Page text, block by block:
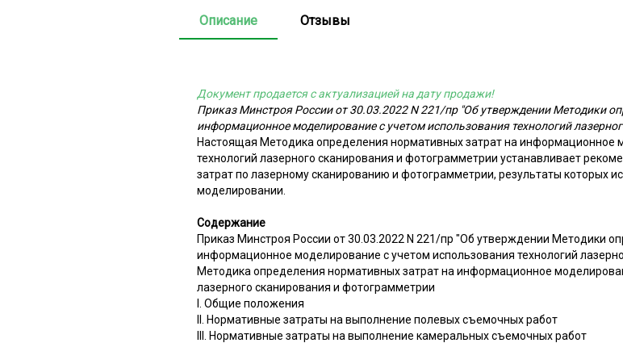
Описание Отзывы
Документ продается с актуализацией на дату продажи!
Приказ Минстроя России от 30.03.2022 N 221/пр "Об утверждении Методики
информационное моделирование с учетом использования технологий
Настоящая Методика определения нормативных затрат на информационное
технологий лазерного сканирования и фотограмметрии устанавливает
затрат по лазерному сканированию и фотограмметрии, результаты которых
моделировании.
Содержание
Приказ Минстроя России от 30.03.2022 N 221/пр "Об утверждении Методики
информационное моделирование с учетом использования технологий
Методика определения нормативных затрат на информационное
лазерного сканирования и фотограмметрии
I. Общие положения
II. Нормативные затраты на выполнение полевых съемочных работ
III. Нормативные затраты на выполнение камеральных съемочных работ